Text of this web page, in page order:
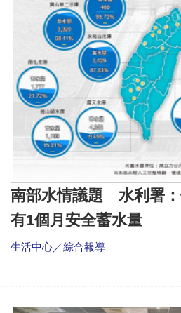
南部水情議題 水利署
有1個月安全蓄水量
生活中心／綜合報導